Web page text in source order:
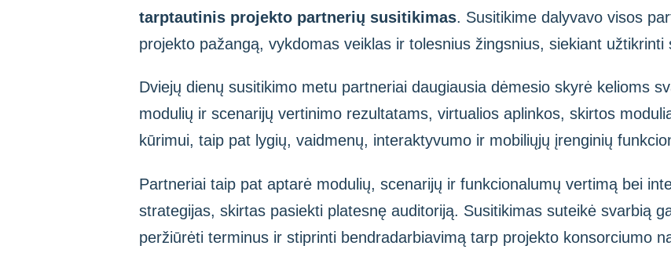
tarptautinis projekto partnerių susitikimas. Susitikime dalyvavo visos
projekto pažangą, vykdomas veiklas ir tolesnius žingsnius, siekiant
Dviejų dienų susitikimo metu partneriai daugiausia dėmesio skyrė kelioms
modulių ir scenarijų vertinimo rezultatams, virtualios aplinkos, skirtos
kūrimui, taip pat lygių, vaidmenų, interaktyvumo ir mobiliųjų įrenginių
Partneriai taip pat aptarė modulių, scenarijų ir funkcionalumų vertimą bei
strategijas, skirtas pasiekti platesnę auditoriją. Susitikimas suteikė svarbią
peržiūrėti terminus ir stiprinti bendradarbiavimą tarp projekto konsorciumo